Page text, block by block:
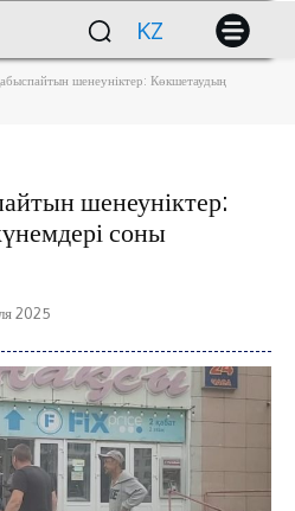
KZ
шенеуніктер: Көкшетаудың
шенеуніктер:
соны
2025